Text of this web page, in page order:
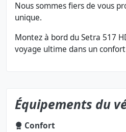
Nous sommes fiers de vous
unique.
Montez à bord du Setra 517
voyage ultime dans un
Équipements du
Confort